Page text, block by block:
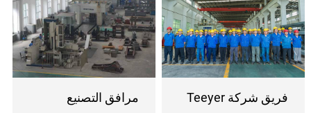
فريق شركة Teeyer مرافق التصنيع